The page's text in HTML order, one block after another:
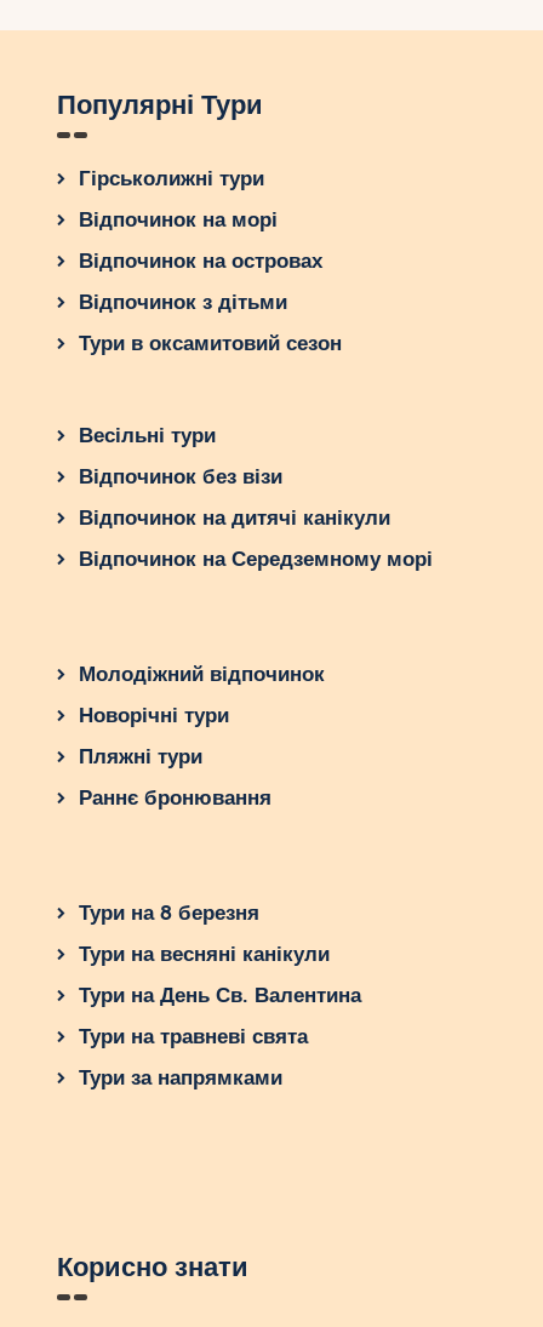
Популярні Тури
Гірськолижні тури
Відпочинок на морі
Відпочинок на островах
Відпочинок з дітьми
Тури в оксамитовий сезон
Весільні тури
Відпочинок без візи
Відпочинок на дитячі канікули
Відпочинок на Середземному морі
Молодіжний відпочинок
Новорічні тури
Пляжні тури
Раннє бронювання
Тури на 8 березня
Тури на весняні канікули
Тури на День Св. Валентина
Тури на травневі свята
Тури за напрямками
Корисно знати